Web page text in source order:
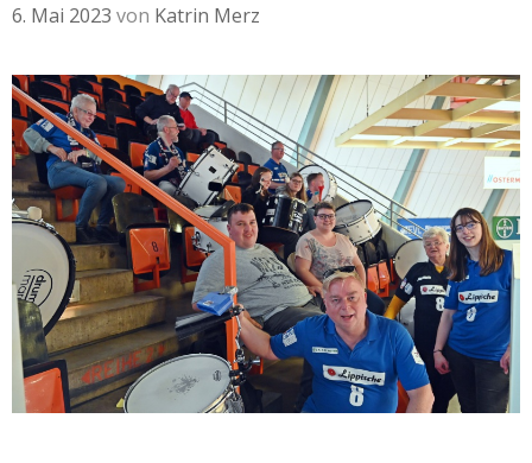
6. Mai 2023 von Katrin Merz